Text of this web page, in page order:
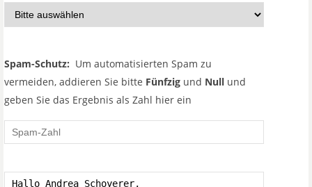
Spam-Schutz: Um automatisierten Spam zu
vermeiden, addieren Sie bitte Fünfzig und Null und
geben Sie das Ergebnis als Zahl hier ein